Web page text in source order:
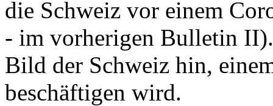
die Schweiz vor einem
- im vorherigen Bulletin
Bild der Schweiz hin,
beschäftigen wird.